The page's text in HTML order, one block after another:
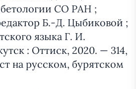
СО РАН ;
Б.-Д. Цыбиковой ;
языка Г. И.
: Оттиск, 2020. — 314,
на русском, бурятском